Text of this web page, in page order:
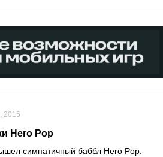
2015
Hero Pop
симпатичный баббл Hero Pop.